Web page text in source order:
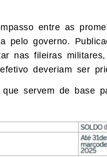
entre as
pelo governo.
nas fileiras
deveriam ser
servem de base